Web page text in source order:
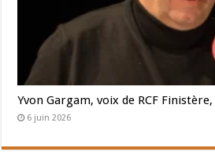
Yvon Gargam, voix de RCF
6 juin 2026